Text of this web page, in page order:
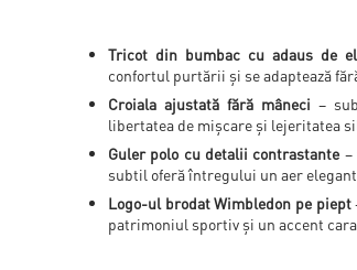
Tricot din bumbac cu adaus de
confortul purtării și se adaptează
Croiala ajustată fără mâneci –
libertatea de mișcare și lejeritatea
Guler polo cu detalii contrastante
subtil oferă întregului un aer
Logo-ul brodat Wimbledon pe piept
patrimoniul sportiv și un accent